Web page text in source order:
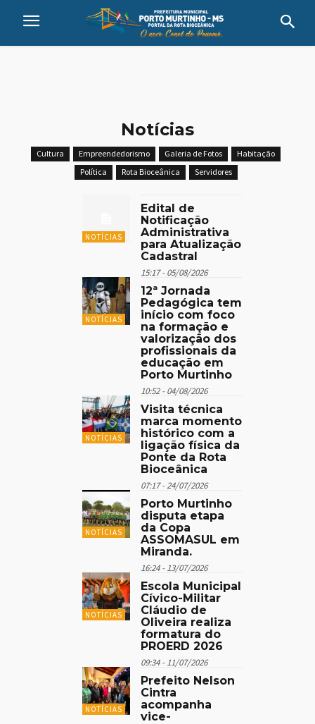
Notícias
Cultura Empreendedorismo Galeria de Fotos
Habitação
Política
Rota Bioceânica Servidores
NOTÍCIAS
Edital de
Notificação
Administrativa
para Atualização
Cadastral
15:17 - 05/08/2026
NOTÍCIAS
12ª Jornada
Pedagógica tem
início com foco
na formação e
valorização dos
profissionais da
educação em
Porto Murtinho
10:52 - 04/08/2026
NOTÍCIAS
Visita técnica
marca momento
histórico com a
ligação física da
Ponte da Rota
Bioceânica
07:17 - 24/07/2026
NOTÍCIAS
Porto Murtinho
disputa etapa
da Copa
ASSOMASUL em
Miranda.
16:24 - 13/07/2026
NOTÍCIAS
Escola Municipal
Cívico-Militar
Cláudio de
Oliveira realiza
formatura do
PROERD 2026
09:34 - 11/07/2026
NOTÍCIAS
Prefeito Nelson
Cintra
acompanha
vice-